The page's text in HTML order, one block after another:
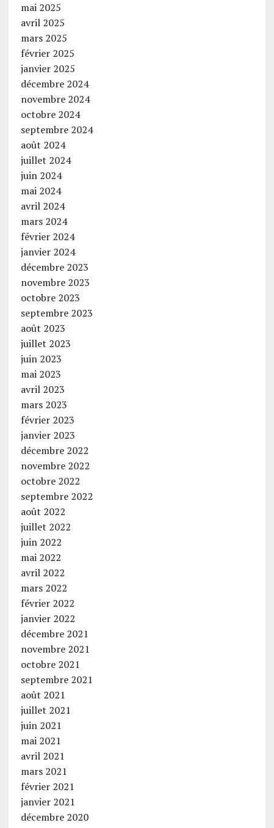
mai 2025
avril 2025
mars 2025
février 2025
janvier 2025
décembre 2024
novembre 2024
octobre 2024
septembre 2024
août 2024
juillet 2024
juin 2024
mai 2024
avril 2024
mars 2024
février 2024
janvier 2024
décembre 2023
novembre 2023
octobre 2023
septembre 2023
août 2023
juillet 2023
juin 2023
mai 2023
avril 2023
mars 2023
février 2023
janvier 2023
décembre 2022
novembre 2022
octobre 2022
septembre 2022
août 2022
juillet 2022
juin 2022
mai 2022
avril 2022
mars 2022
février 2022
janvier 2022
décembre 2021
novembre 2021
octobre 2021
septembre 2021
août 2021
juillet 2021
juin 2021
mai 2021
avril 2021
mars 2021
février 2021
janvier 2021
décembre 2020